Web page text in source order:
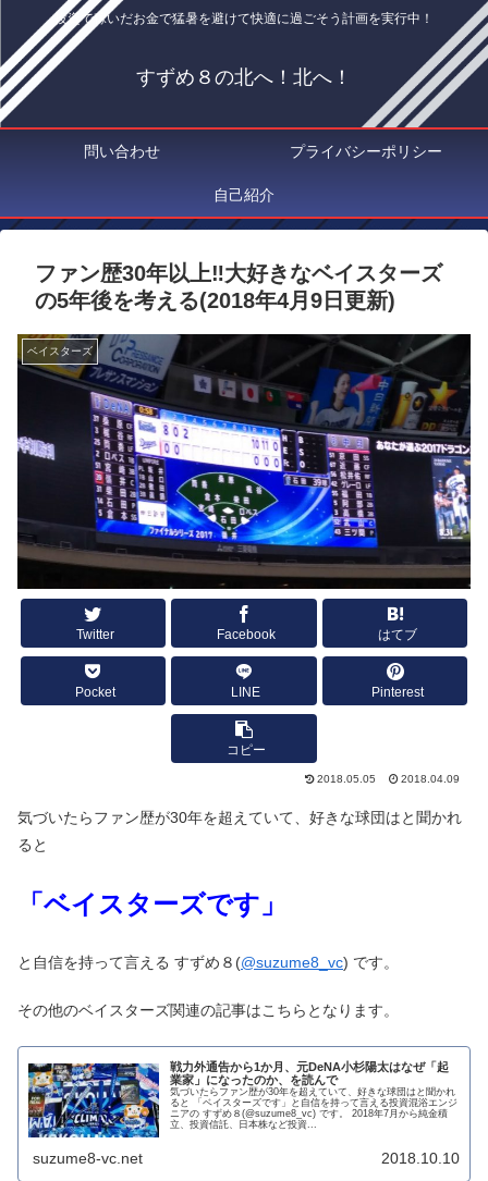
投資で稼いだお金で猛暑を避けて快適に過ごそう計画を実行中！
すずめ８の北へ！北へ！
問い合わせ プライバシーポリシー
自己紹介
ファン歴30年以上‼大好きなベイスターズ
の5年後を考える(2018年4月9日更新)
ベイスターズ
Twitter Facebook はてブ
Pocket LINE Pinterest
コピー
2018.05.05 2018.04.09
気づいたらファン歴が30年を超えていて、好きな球団はと聞かれ
ると
「ベイスターズです」
と自信を持って言える すずめ８(@suzume8_vc) です。
その他のベイスターズ関連の記事はこちらとなります。
戦力外通告から1か月、元DeNA小杉陽太はなぜ「起
業家」になったのか、を読んで
気づいたらファン歴が30年を超えていて、好きな球団はと聞かれ
ると 「ベイスターズです」と自信を持って言える投資混浴エンジ
ニアの すずめ８(@suzume8_vc) です。 2018年7月から純金積
立、投資信託、日本株など投資...
suzume8-vc.net 2018.10.10